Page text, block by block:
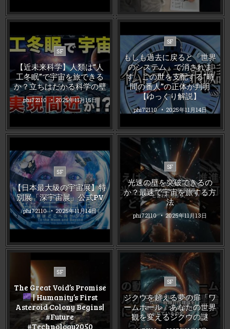
Posted
in
SF
【近未来科学】人類は“人
工冬眠”で宇宙を旅できる
か？立ちはだかる科学の壁
phi72110 2025年11月15日
Posted
in
SF
もしも過去に戻ると「世界
のシステム」で消されま
す。この世を支配する”時
間の番人”の正体が判明
【ゆっくり解説】
phi72110 2025年11月14日
Posted
in
SF
【日本最大級の宇宙展】特
別展「深宇宙展」公式PV
phi72110 2025年11月14日
Posted
in
SF
光速の壁を突破できるの
か？最速で宇宙を旅する方
法
phi72110 2025年11月13日
Posted
SF
The Great Void’s Promise
| Humanity’s First
Asteroid Colony Begins|
#Future
#Technology2050
Posted
in
SF
ジクウを超える夢の扉「ワ
ームホール」あなたの世界
観を変えるジクウの謎